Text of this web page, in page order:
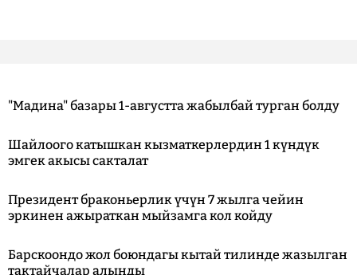
"Мадина" базары 1-августта жабылбай турган болду
Шайлоого катышкан кызматкерлердин 1 күндүк
эмгек акысы сакталат
Президент браконьерлик үчүн 7 жылга чейин
эркинен ажыраткан мыйзамга кол койду
Барскоондо жол боюндагы кытай тилинде жазылган
тактайчалар алынды